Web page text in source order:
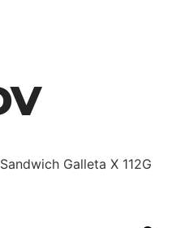
Galleta X 112G